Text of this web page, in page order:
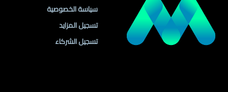
سياسة الخصوصية
تسجيل المزايد
تسجيل الشركاء